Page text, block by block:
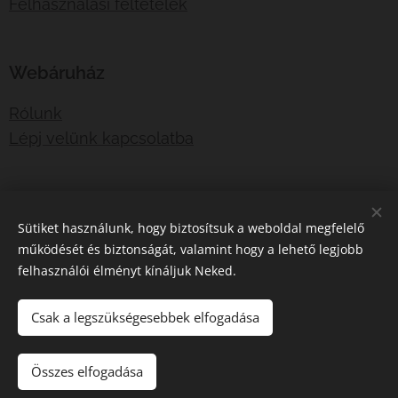
shotboxinfo@gmail.com
Telefonszám:06707767376
Sütiket használunk, hogy biztosítsuk a weboldal megfelelő
működését és biztonságát, valamint hogy a lehető legjobb
felhasználói élményt kínáljuk Neked.
Csak a legszükségesebbek elfogadása
Összes elfogadása